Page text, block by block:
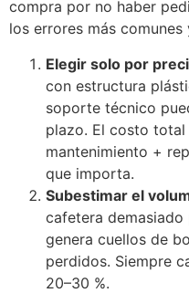
compra por no haber
los errores más
Elegir solo por
con estructura
soporte técnico
plazo. El costo
mantenimiento +
que importa.
Subestimar el
cafetera demasiado
genera cuellos de
perdidos. Siempre
20–30 %.